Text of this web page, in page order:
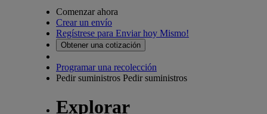
Comenzar ahora
Crear un envío
Regístrese para Enviar hoy Mismo!
Obtener una cotización
Programar una recolección
Pedir suministros Pedir suministros
Explorar